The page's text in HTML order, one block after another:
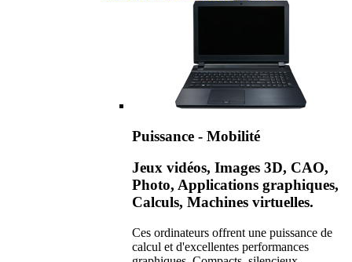
Puissance - Mobilité
Jeux vidéos, Images 3D, CAO,
Photo, Applications graphiques,
Calculs, Machines virtuelles.
Ces ordinateurs offrent une puissance de
calcul et d'excellentes performances